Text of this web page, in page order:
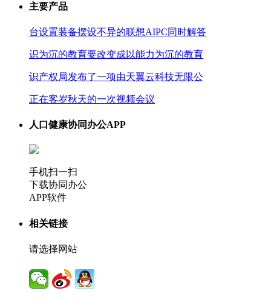
主要产品
台设置装备摆设不异的联想AIPC同时解答
识为沉的教育要改变成以能力为沉的教育
识产权局发布了一项由天翼云科技无限公
正在客岁秋天的一次视频会议
人口健康协同办公APP
手机扫一扫
下载协同办公
APP软件
相关链接
请选择网站